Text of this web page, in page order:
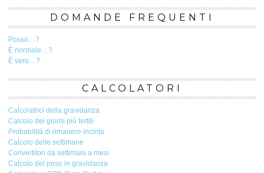
DOMANDE FREQUENTI
Posso…?
È normale…?
È vero…?
CALCOLATORI
Calcolatrici della gravidanza
Calcolo dei giorni più fertili
Probabilità di rimanere incinta
Calcolo delle settimane
Convertitori da settimani a mesi
Calcolo del peso in gravidanza